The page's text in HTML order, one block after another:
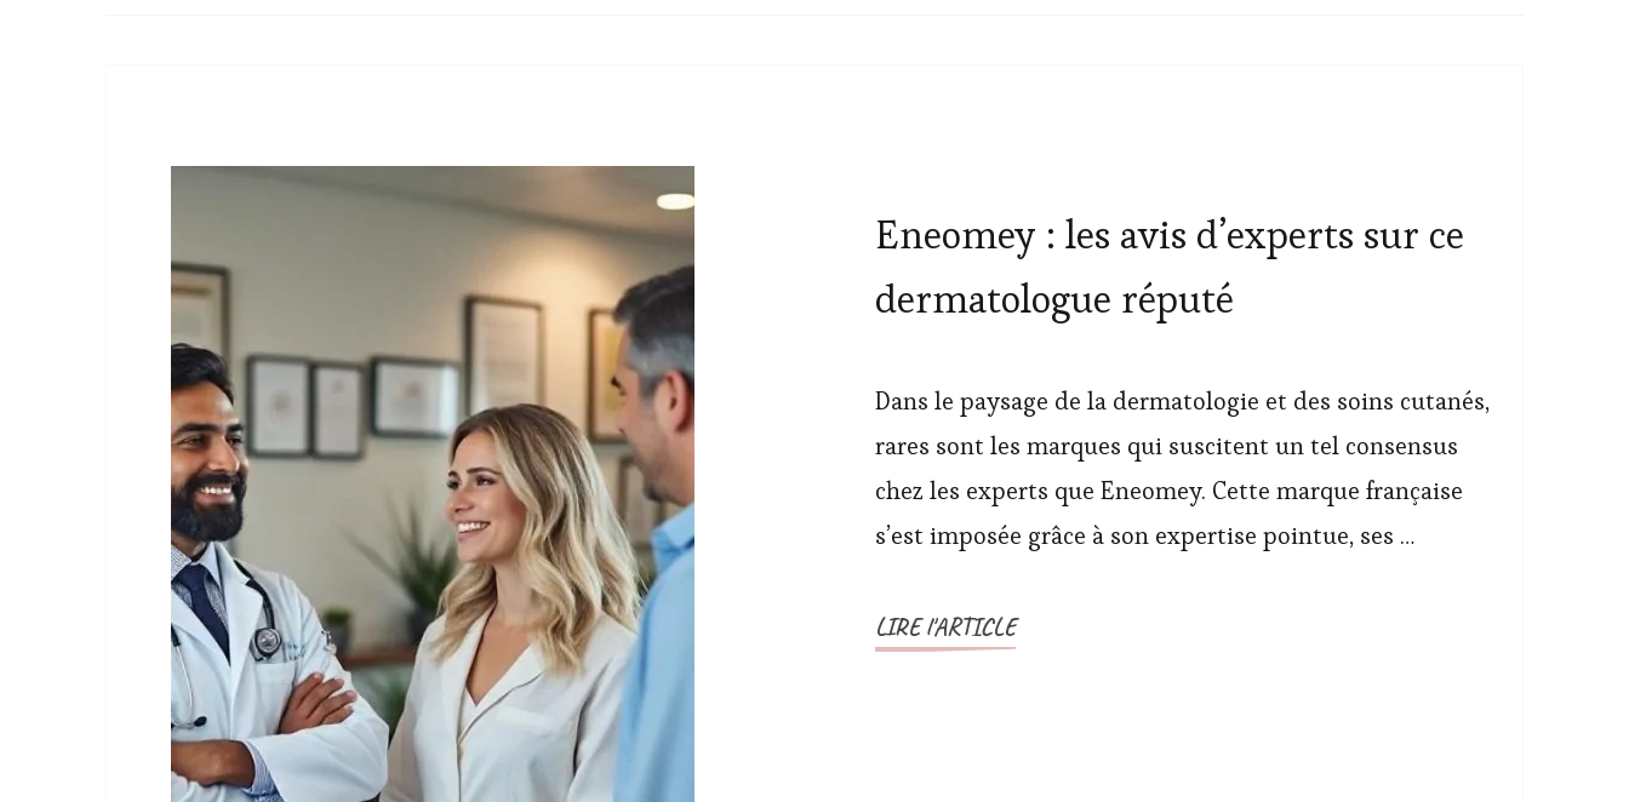
Eneomey : les avis d’experts sur ce
dermatologue réputé
Dans le paysage de la dermatologie et des soins cutanés,
rares sont les marques qui suscitent un tel consensus
chez les experts que Eneomey. Cette marque française
s’est imposée grâce à son expertise pointue, ses …
LIRE l'ARTICLE